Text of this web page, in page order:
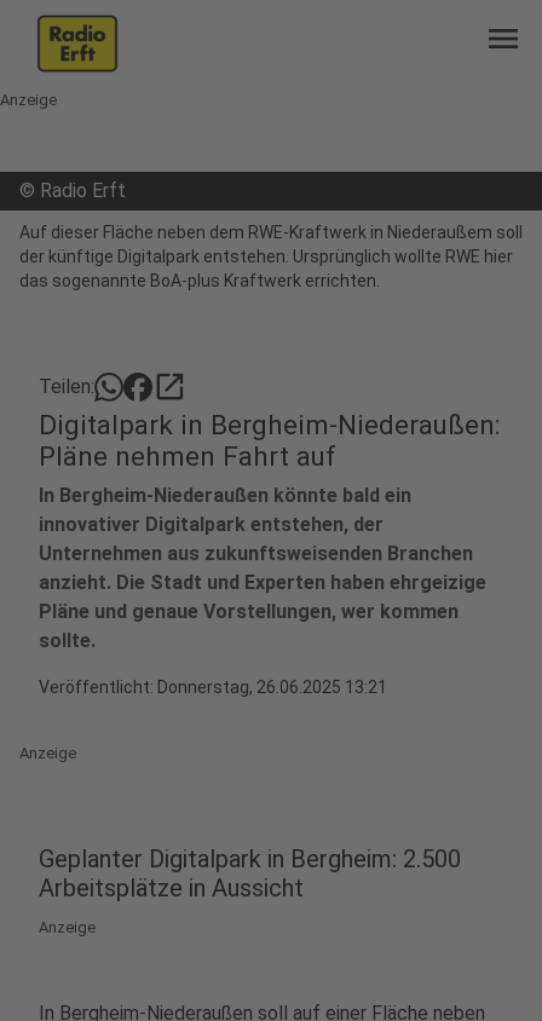
menu
Anzeige
© Radio Erft
Auf dieser Fläche neben dem RWE-Kraftwerk in Niederaußem soll
der künftige Digitalpark entstehen. Ursprünglich wollte RWE hier
das sogenannte BoA-plus Kraftwerk errichten.
Teilen: open_in_new
Digitalpark in Bergheim-Niederaußen:
Pläne nehmen Fahrt auf
In Bergheim-Niederaußen könnte bald ein
innovativer Digitalpark entstehen, der
Unternehmen aus zukunftsweisenden Branchen
anzieht. Die Stadt und Experten haben ehrgeizige
Pläne und genaue Vorstellungen, wer kommen
sollte.
Veröffentlicht: Donnerstag, 26.06.2025 13:21
Anzeige
Geplanter Digitalpark in Bergheim: 2.500
Arbeitsplätze in Aussicht
Anzeige
In Bergheim-Niederaußen soll auf einer Fläche neben